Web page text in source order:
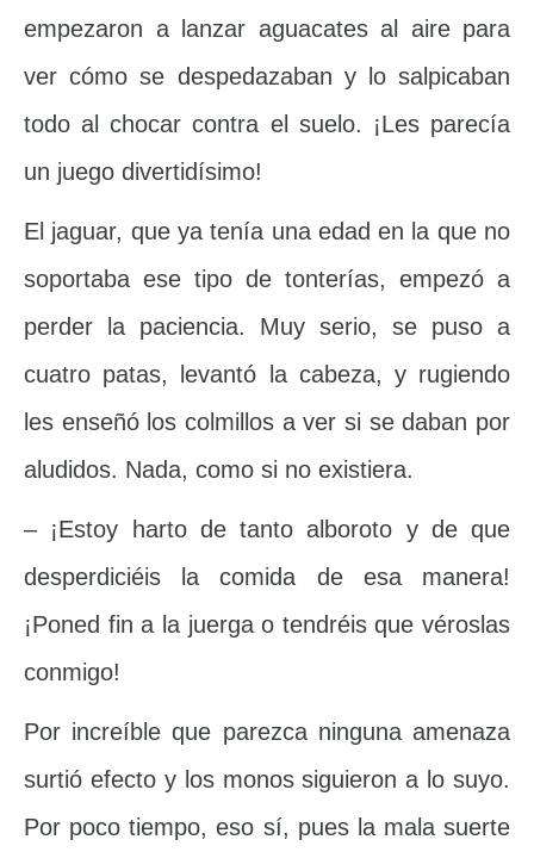
empezaron a lanzar aguacates al aire para
ver cómo se despedazaban y lo salpicaban
todo al chocar contra el suelo. ¡Les parecía
un juego divertidísimo!
El jaguar, que ya tenía una edad en la que no
soportaba ese tipo de tonterías, empezó a
perder la paciencia. Muy serio, se puso a
cuatro patas, levantó la cabeza, y rugiendo
les enseñó los colmillos a ver si se daban por
aludidos. Nada, como si no existiera.
– ¡Estoy harto de tanto alboroto y de que
desperdiciéis la comida de esa manera!
¡Poned fin a la juerga o tendréis que véroslas
conmigo!
Por increíble que parezca ninguna amenaza
surtió efecto y los monos siguieron a lo suyo.
Por poco tiempo, eso sí, pues la mala suerte